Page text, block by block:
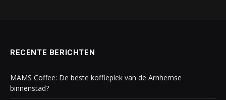
RECENTE BERICHTEN
MAMS Coffee: De beste koffieplek van de Arnhemse
binnenstad?